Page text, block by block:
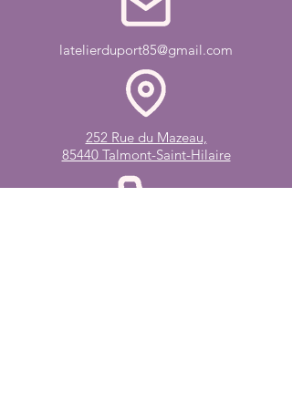
latelierduport85@gmail.com
252 Rue du Mazeau,
85440 Talmont-Saint-Hilaire